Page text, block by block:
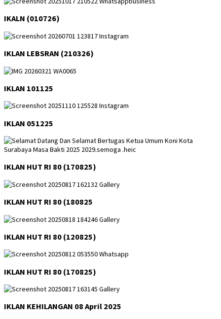
IKALN (010726)
IKLAN LEBSRAN (210326)
IKLAN 101125
IKLAN 051225
IKLAN HUT RI 80 (170825)
IKLAN HUT RI 80 (180825
IKLAN HUT RI 80 (120825)
IKLAN HUT RI 80 (170825)
IKLAN KEHILANGAN 08 April 2025